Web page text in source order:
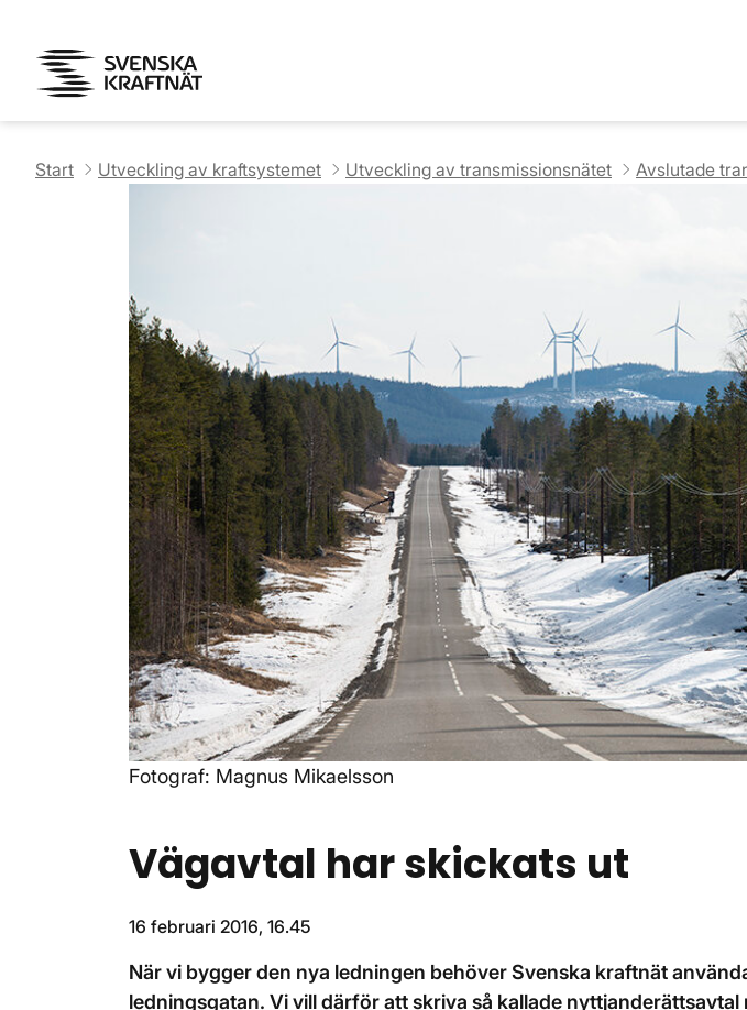
Start Utveckling av kraftsystemet Utveckling av transmissionsnätet Avslutade
Fotograf: Magnus Mikaelsson
Vägavtal har skickats ut
16 februari 2016, 16.45
När vi bygger den nya ledningen behöver Svenska kraftnät
ledningsgatan. Vi vill därför att skriva så kallade